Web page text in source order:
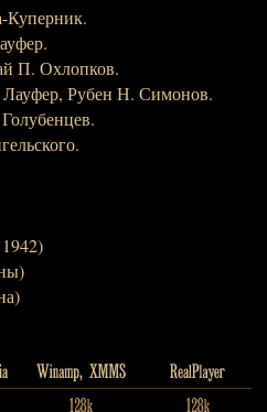
Куперник.
П. Охлопков.
Рубен Н. Симонов.